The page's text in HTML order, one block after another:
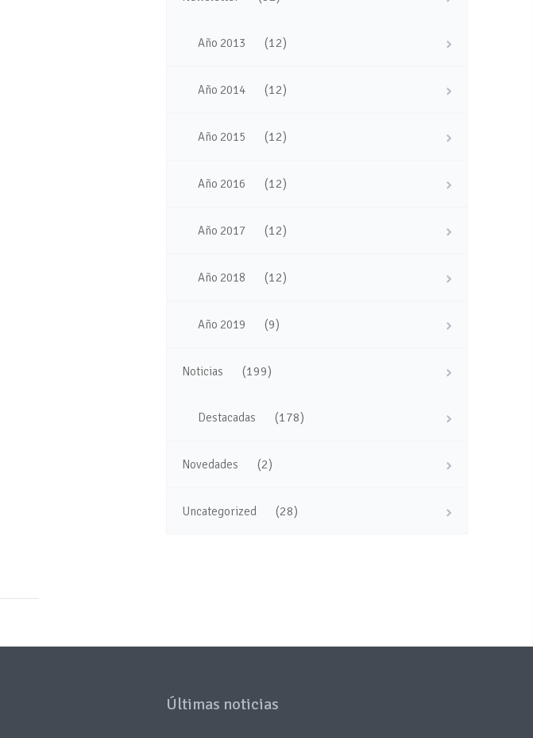
Año 2013 (12)
Año 2014 (12)
Año 2015 (12)
Año 2016 (12)
Año 2017 (12)
Año 2018 (12)
Año 2019 (9)
Noticias (199)
Destacadas (178)
Novedades (2)
Uncategorized (28)
Últimas noticias